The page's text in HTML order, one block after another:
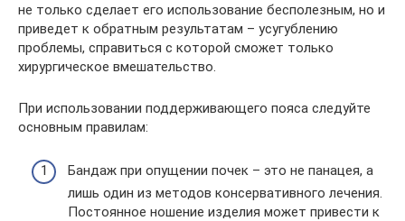
не только сделает его использование бесполезным, но и
приведет к обратным результатам – усугублению
проблемы, справиться с которой сможет только
хирургическое вмешательство.
При использовании поддерживающего пояса следуйте
основным правилам:
Бандаж при опущении почек – это не панацея, а
лишь один из методов консервативного лечения.
Постоянное ношение изделия может привести к